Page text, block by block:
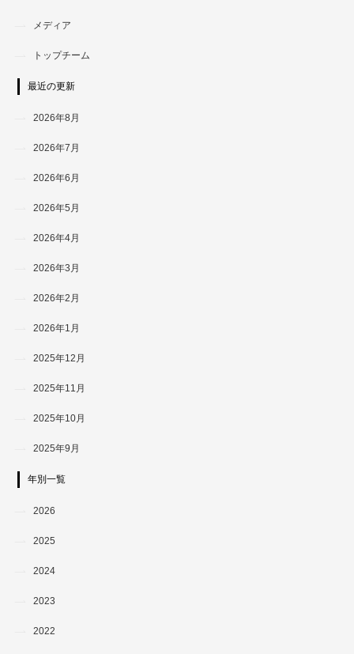
メディア
トップチーム
最近の更新
2026年8月
2026年7月
2026年6月
2026年5月
2026年4月
2026年3月
2026年2月
2026年1月
2025年12月
2025年11月
2025年10月
2025年9月
年別一覧
2026
2025
2024
2023
2022